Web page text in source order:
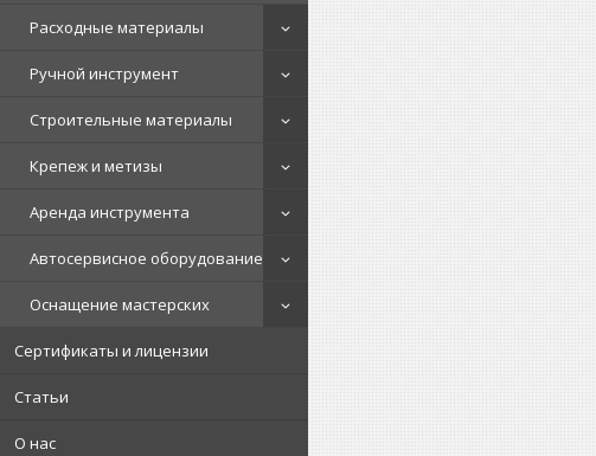
Расходные материалы
Ручной инструмент
Строительные материалы
Крепеж и метизы
Аренда инструмента
Автосервисное оборудование
Оснащение мастерских
Сертификаты и лицензии
Статьи
О нас